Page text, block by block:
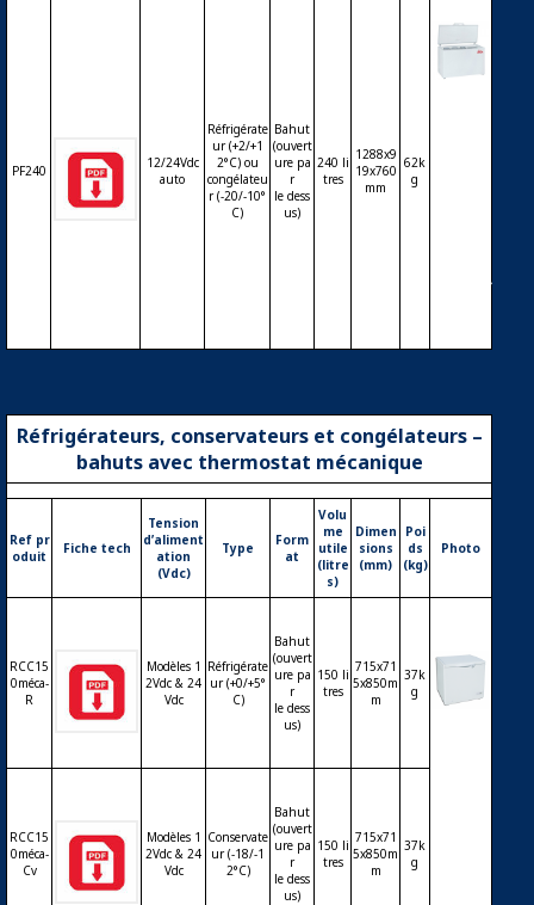
PF240
12/24Vdc
auto
Réfrigérate
ur (+2/+1
2°C) ou
congélateu
r (-20/-10°
C)
Bahut
(ouvert
ure pa
r
le dess
us)
240 li
tres
1288x9
19x760
mm
62k
g
Réfrigérateurs, conservateurs et congélateurs –
bahuts avec thermostat mécanique
Ref pr
oduit
Fiche tech
Tension
d’aliment
ation
(Vdc)
Type
Form
at
Volu
me
utile
(litre
s)
Dimen
sions
(mm)
Poi
ds
(kg)
Photo
RCC15
0méca-
R
Modèles 1
2Vdc & 24
Vdc
Réfrigérate
ur (+0/+5°
C)
Bahut
(ouvert
ure pa
r
le dess
us)
150 li
tres
715x71
5x850m
m
37k
g
RCC15
0méca-
Cv
Modèles 1
2Vdc & 24
Vdc
Conservate
ur (-18/-1
2°C)
Bahut
(ouvert
ure pa
r
le dess
us)
150 li
tres
715x71
5x850m
m
37k
g